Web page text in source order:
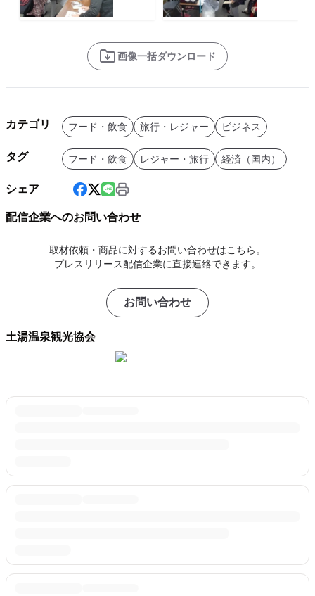
画像一括ダウンロード
カテゴリ フード・飲食 旅行・レジャー ビジネス
タグ フード・飲食 レジャー・旅行 経済（国内）
シェア
配信企業へのお問い合わせ
取材依頼・商品に対するお問い合わせはこちら。
プレスリリース配信企業に直接連絡できます。
お問い合わせ
土湯温泉観光協会